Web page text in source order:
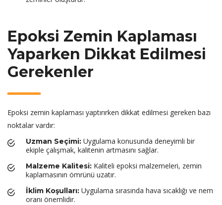
Epoksi Zemin Kaplaması
Yaparken Dikkat Edilmesi
Gerekenler
Epoksi zemin kaplaması yaptırırken dikkat edilmesi gereken bazı
noktalar vardır:
Uzman Seçimi: Uygulama konusunda deneyimli bir
ekiple çalışmak, kalitenin artmasını sağlar.
Malzeme Kalitesi: Kaliteli epoksi malzemeleri, zemin
kaplamasının ömrünü uzatır.
İklim Koşulları: Uygulama sırasında hava sıcaklığı ve nem
oranı önemlidir.